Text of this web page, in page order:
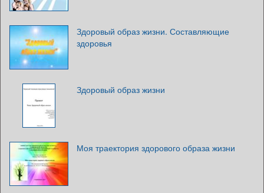
Здоровый образ жизни. Составляющие
здоровья
Здоровый образ жизни
Моя траектория здорового образа жизни